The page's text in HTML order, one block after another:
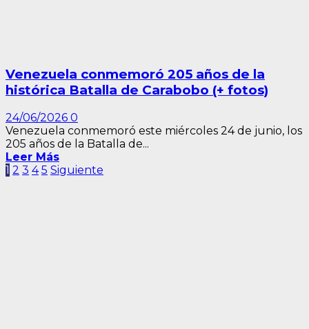
Venezuela conmemoró 205 años de la
histórica Batalla de Carabobo (+ fotos)
24/06/2026 0
Venezuela conmemoró este miércoles 24 de junio, los
205 años de la Batalla de...
Leer Más
Paginación
1 2 3 4 5 Siguiente